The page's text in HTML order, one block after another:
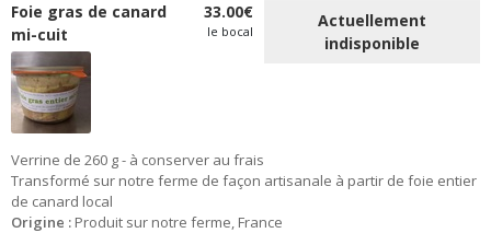
Foie gras de canard
mi-cuit
33.00€
le bocal
Actuellement
indisponible
Verrine de 260 g - à conserver au frais
Transformé sur notre ferme de façon artisanale à partir de foie entier
de canard local
Origine : Produit sur notre ferme, France